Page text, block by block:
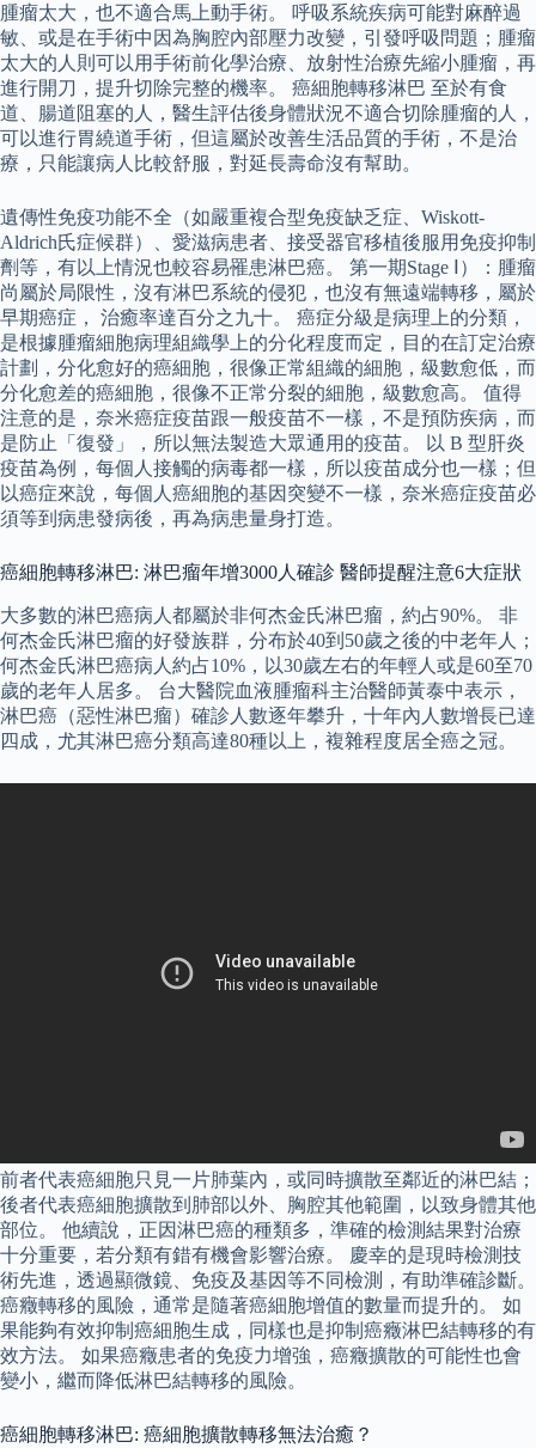
腫瘤太大，也不適合馬上動手術。 呼吸系統疾病可能對麻醉過
敏、或是在手術中因為胸腔內部壓力改變，引發呼吸問題；腫瘤
太大的人則可以用手術前化學治療、放射性治療先縮小腫瘤，再
進行開刀，提升切除完整的機率。 癌細胞轉移淋巴 至於有食
道、腸道阻塞的人，醫生評估後身體狀況不適合切除腫瘤的人，
可以進行胃繞道手術，但這屬於改善生活品質的手術，不是治
療，只能讓病人比較舒服，對延長壽命沒有幫助。
遺傳性免疫功能不全（如嚴重複合型免疫缺乏症、Wiskott-
Aldrich氏症候群）、愛滋病患者、接受器官移植後服用免疫抑制
劑等，有以上情況也較容易罹患淋巴癌。 第一期Stage Ⅰ）：腫瘤
尚屬於局限性，沒有淋巴系統的侵犯，也沒有無遠端轉移，屬於
早期癌症， 治癒率達百分之九十。 癌症分級是病理上的分類，
是根據腫瘤細胞病理組織學上的分化程度而定，目的在訂定治療
計劃，分化愈好的癌細胞，很像正常組織的細胞，級數愈低，而
分化愈差的癌細胞，很像不正常分裂的細胞，級數愈高。 值得
注意的是，奈米癌症疫苗跟一般疫苗不一樣，不是預防疾病，而
是防止「復發」，所以無法製造大眾通用的疫苗。 以 B 型肝炎
疫苗為例，每個人接觸的病毒都一樣，所以疫苗成分也一樣；但
以癌症來說，每個人癌細胞的基因突變不一樣，奈米癌症疫苗必
須等到病患發病後，再為病患量身打造。
癌細胞轉移淋巴: 淋巴瘤年增3000人確診 醫師提醒注意6大症狀
大多數的淋巴癌病人都屬於非何杰金氏淋巴瘤，約占90%。 非
何杰金氏淋巴瘤的好發族群，分布於40到50歲之後的中老年人；
何杰金氏淋巴癌病人約占10%，以30歲左右的年輕人或是60至70
歲的老年人居多。 台大醫院血液腫瘤科主治醫師黃泰中表示，
淋巴癌（惡性淋巴瘤）確診人數逐年攀升，十年內人數增長已達
四成，尤其淋巴癌分類高達80種以上，複雜程度居全癌之冠。
前者代表癌細胞只見一片肺葉內，或同時擴散至鄰近的淋巴結；
後者代表癌細胞擴散到肺部以外、胸腔其他範圍，以致身體其他
部位。 他續說，正因淋巴癌的種類多，準確的檢測結果對治療
十分重要，若分類有錯有機會影響治療。 慶幸的是現時檢測技
術先進，透過顯微鏡、免疫及基因等不同檢測，有助準確診斷。
癌癥轉移的風險，通常是隨著癌細胞增值的數量而提升的。 如
果能夠有效抑制癌細胞生成，同樣也是抑制癌癥淋巴結轉移的有
效方法。 如果癌癥患者的免疫力增強，癌癥擴散的可能性也會
變小，繼而降低淋巴結轉移的風險。
癌細胞轉移淋巴: 癌細胞擴散轉移無法治癒？